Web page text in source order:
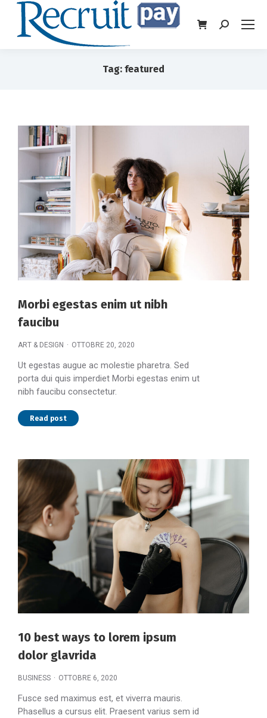
Tag: featured
Morbi egestas enim ut nibh
faucibu
ART & DESIGN OTTOBRE 20, 2020
Ut egestas augue ac molestie pharetra. Sed
porta dui quis imperdiet Morbi egestas enim ut
nibh faucibu consectetur.
Read post
10 best ways to lorem ipsum
dolor glavrida
BUSINESS OTTOBRE 6, 2020
Fusce sed maximus est, et viverra mauris.
Phasellus a cursus elit. Praesent varius sem id